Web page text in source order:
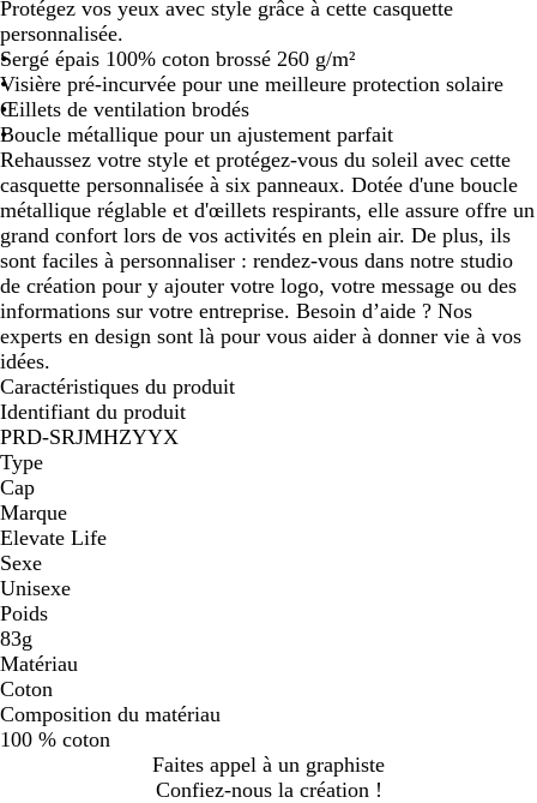
o
i
r
u
n
i
l
e
u
r
a
n
g
e
o
u
g
e
l
a
n
c
l
e
u
m
a
r
i
n
e
r
i
s
t
e
m
p
ê
t
e
l
e
u
c
l
a
i
r
o
s
e
c
l
a
i
r
Protégez vos yeux avec style grâce à cette casquette
personnalisée.
Sergé épais 100% coton brossé 260 g/m²
Visière pré-incurvée pour une meilleure protection solaire
Œillets de ventilation brodés
Boucle métallique pour un ajustement parfait
Rehaussez votre style et protégez-vous du soleil avec cette
casquette personnalisée à six panneaux. Dotée d'une boucle
métallique réglable et d'œillets respirants, elle assure offre un
grand confort lors de vos activités en plein air. De plus, ils
sont faciles à personnaliser : rendez-vous dans notre studio
de création pour y ajouter votre logo, votre message ou des
informations sur votre entreprise. Besoin d’aide ? Nos
experts en design sont là pour vous aider à donner vie à vos
idées.
Caractéristiques du produit
Identifiant du produit
PRD-SRJMHZYYX
Type
Cap
Marque
Elevate Life
Sexe
Unisexe
Poids
83g
Matériau
Coton
Composition du matériau
100 % coton
Faites appel à un graphiste
Confiez-nous la création !